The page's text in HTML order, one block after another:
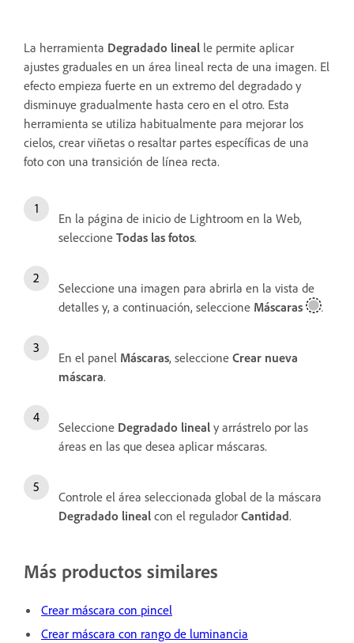
La herramienta Degradado lineal le permite aplicar
ajustes graduales en un área lineal recta de una imagen. El
efecto empieza fuerte en un extremo del degradado y
disminuye gradualmente hasta cero en el otro. Esta
herramienta se utiliza habitualmente para mejorar los
cielos, crear viñetas o resaltar partes específicas de una
foto con una transición de línea recta.
En la página de inicio de Lightroom en la Web,
seleccione Todas las fotos.
Seleccione una imagen para abrirla en la vista de
detalles y, a continuación, seleccione Máscaras .
En el panel Máscaras, seleccione Crear nueva
máscara.
Seleccione Degradado lineal y arrástrelo por las
áreas en las que desea aplicar máscaras.
Controle el área seleccionada global de la máscara
Degradado lineal con el regulador Cantidad.
Más productos similares
Crear máscara con pincel
Crear máscara con rango de luminancia